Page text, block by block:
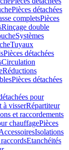
Pièces détachées
completsPièces
Rinçage double
Systèmes
Tuyaux
Pièces détachées
Circulation
Réductions
Pièces détachées
pour
à visserRépartiteur
et raccordements
chauffagePièces
Isolations
Etanchéités